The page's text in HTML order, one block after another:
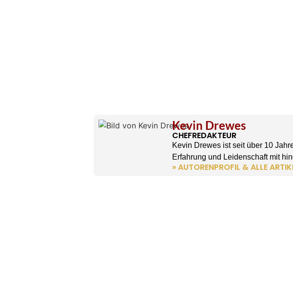
Kevin Drewes
CHEFREDAKTEUR
Kevin Drewes ist seit über 10
Erfahrung und Leidenschaft mit
» AUTORENPROFIL & ALLE